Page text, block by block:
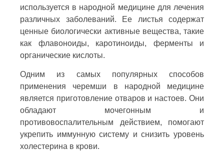
используется в народной медицине для лечения
различных заболеваний. Ее листья содержат
ценные биологически активные вещества, такие
как флавоноиды, каротиноиды, ферменты и
органические кислоты.
Одним из самых популярных способов
применения черемши в народной медицине
является приготовление отваров и настоев. Они
обладают мочегонным и
противовоспалительным действием, помогают
укрепить иммунную систему и снизить уровень
холестерина в крови.